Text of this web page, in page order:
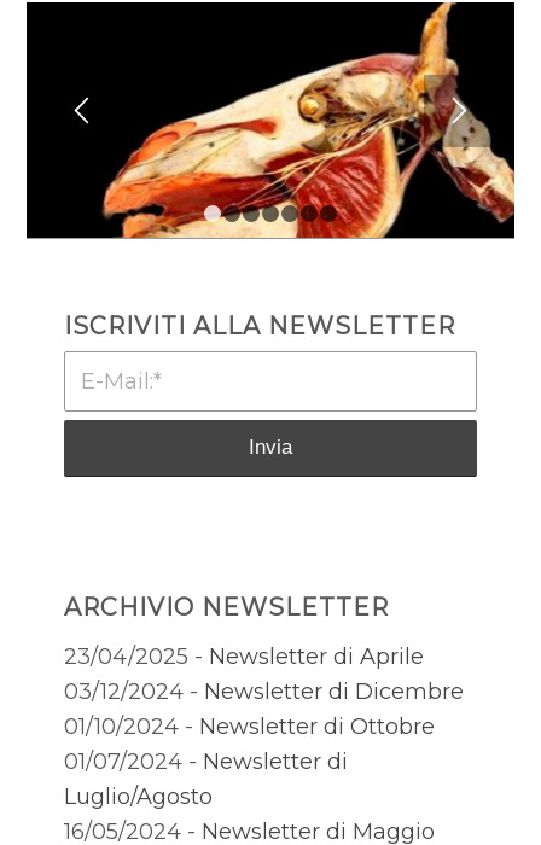
1 2 3 4
ISCRIVITI ALLA NEWSLETTER
ARCHIVIO NEWSLETTER
23/04/2025 - Newsletter di Aprile
03/12/2024 - Newsletter di Dicembre
01/10/2024 - Newsletter di Ottobre
01/07/2024 - Newsletter di
Luglio/Agosto
16/05/2024 - Newsletter di Maggio